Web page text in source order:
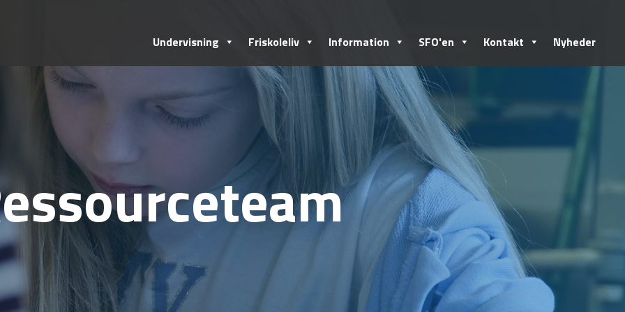
Undervisning Friskoleliv Information SFO'en Kontakt Nyheder